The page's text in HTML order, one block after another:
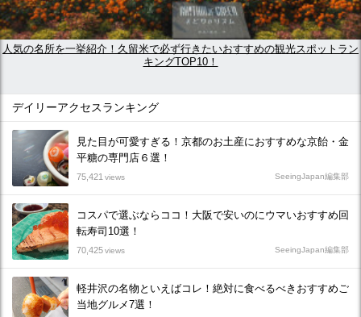
人気の名所を一挙紹介！久留米で必ず行きたいおすすめの観光スポットラン
キングTOP10！
デイリーアクセスランキング
見た目が可愛すぎる！京都のお土産におすすめな京飴・金
平糖の専門店６選！
75,421 views SeeingJapan編集部
コスパで選ぶならココ！大阪で安いのにウマいおすすめ回
転寿司10選！
70,425views SeeingJapan編集部
軽井沢の名物といえばコレ！絶対に食べるべきおすすめご
当地グルメ7選！